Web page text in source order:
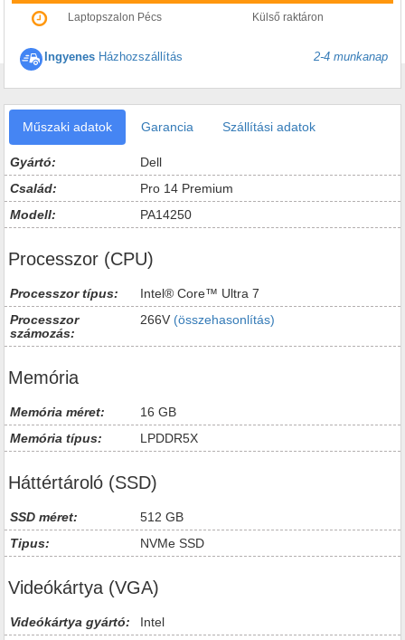
Laptopszalon Pécs Külső raktáron
Ingyenes Házhozszállítás 2-4 munkanap
Műszaki adatok Garancia Szállítási adatok
Gyártó:
Dell
Család:
Pro 14 Premium
Modell:
PA14250
Processzor (CPU)
Processzor típus:
Intel® Core™ Ultra 7
Processzor
számozás:
266V (összehasonlítás)
Memória
Memória méret:
16 GB
Memória típus:
LPDDR5X
Háttértároló (SSD)
SSD méret:
512 GB
Tipus:
NVMe SSD
Videókártya (VGA)
Videókártya gyártó:
Intel